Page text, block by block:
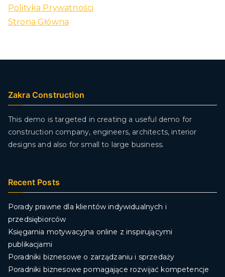
Polityka Prywatności
Strona Główna
Zakra Construction
This demo is targeted in creating a useful demo for
construction company, engineers, architects, interior
designs and also for small to large business.
Recent Posts
Porady prawne dla klientów indywidualnych i
przedsiębiorców
Księgarnia motywacyjna online z inspirującymi
publikacjami
Poradniki biznesowe o zarządzaniu i sprzedaży
Poradniki biznesowe pomagające rozwijać kompetencje